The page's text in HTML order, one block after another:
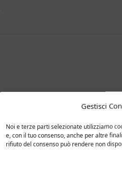
Gestisci
Noi e terze parti selezionate utilizziamo
e, con il tuo consenso, anche per altre
rifiuto del consenso può rendere non